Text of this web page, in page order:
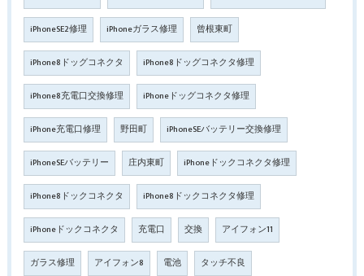
iPhoneSE2修理 iPhoneガラス修理 曾根東町
iPhone8ドッグコネクタ iPhone8ドッグコネクタ修理
iPhone8充電口交換修理 iPhoneドッグコネクタ修理
iPhone充電口修理 野田町 iPhoneSEバッテリー交換修理
iPhoneSEバッテリー 庄内東町 iPhoneドックコネクタ修理
iPhone8ドックコネクタ iPhone8ドックコネクタ修理
iPhoneドックコネクタ 充電口 交換 アイフォン11
ガラス修理 アイフォン8 電池 タッチ不良